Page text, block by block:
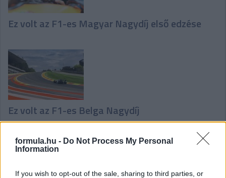
formula.hu - Do Not Process My Personal
Information
If you wish to opt-out of the sale, sharing to third parties, or
Ez volt az F1-es Magyar Nagydíj első edzése
Ez volt az F1-es Belga Nagydíj